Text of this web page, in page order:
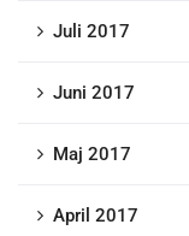
Juli 2017
Juni 2017
Maj 2017
April 2017